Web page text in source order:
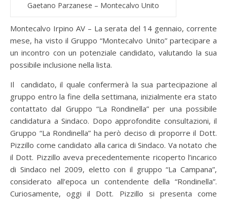
Gaetano Parzanese – Montecalvo Unito
Montecalvo Irpino AV – La serata del 14 gennaio, corrente
mese, ha visto il Gruppo “Montecalvo Unito” partecipare a
un incontro con un potenziale candidato, valutando la sua
possibile inclusione nella lista.
Il candidato, il quale confermerà la sua partecipazione al
gruppo entro la fine della settimana, inizialmente era stato
contattato dal Gruppo “La Rondinella” per una possibile
candidatura a Sindaco. Dopo approfondite consultazioni, il
Gruppo “La Rondinella” ha però deciso di proporre il Dott.
Pizzillo come candidato alla carica di Sindaco. Va notato che
il Dott. Pizzillo aveva precedentemente ricoperto l’incarico
di Sindaco nel 2009, eletto con il gruppo “La Campana”,
considerato all’epoca un contendente della “Rondinella”.
Curiosamente, oggi il Dott. Pizzillo si presenta come